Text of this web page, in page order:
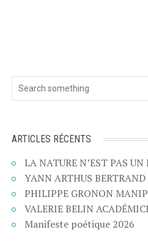
ARTICLES RÉCENTS
LA NATURE N’EST PAS UN
YANN ARTHUS BERTRAND
PHILIPPE GRONON
VALERIE BELIN
Manifeste poétique 2026